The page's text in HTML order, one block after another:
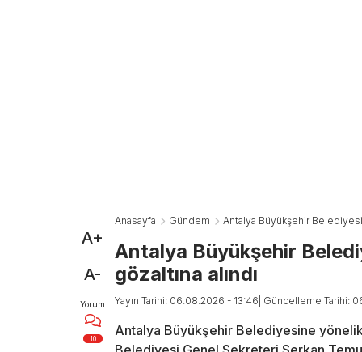
A+
A-
Yorum
10
Anasayfa Gündem Antalya Büyükşehir Belediyesi
Antalya Büyükşehir
gözaltına alındı
Yayın Tarihi: 06.08.2026 - 13:46 | Güncelleme Tarihi:
Antalya Büyükşehir Belediyesine